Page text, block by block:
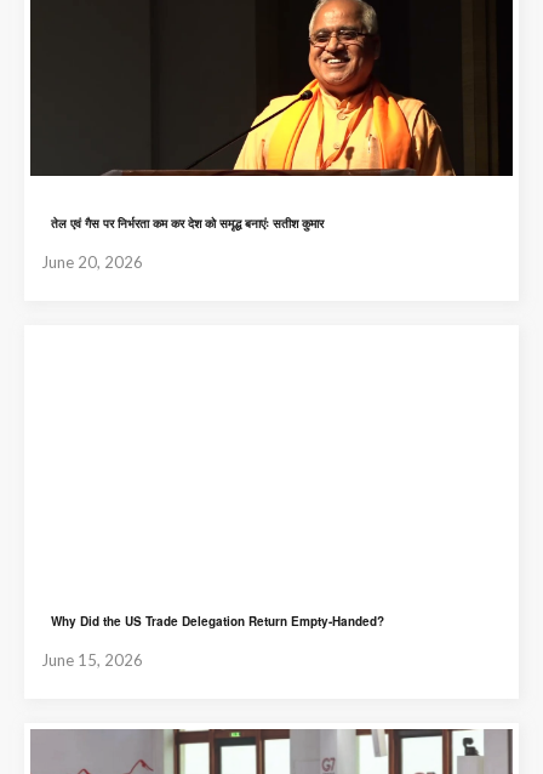
तेल एवं गैस पर निर्भरता कम कर देश को समृद्ध बनाएंः सतीश कुमार
June 20, 2026
Why Did the US Trade Delegation Return Empty-Handed?
June 15, 2026